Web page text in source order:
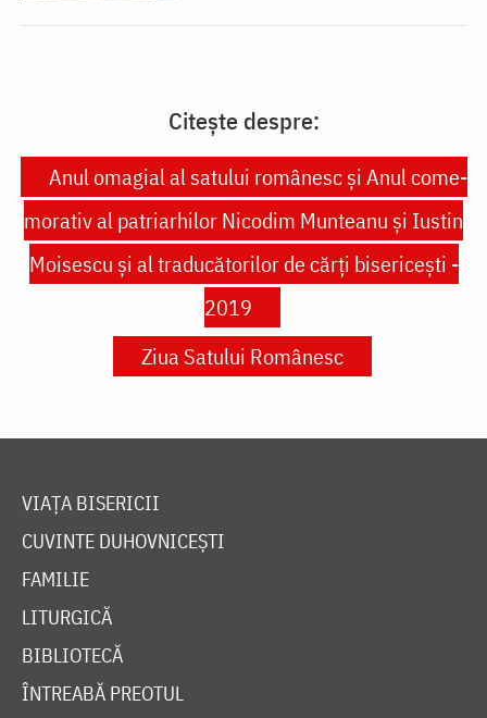
Citește despre:
Anul omagial al satului româ­nesc şi Anul come­
morativ al patriarhilor Nicodim Munteanu şi Iustin
Moisescu şi al traducătorilor de cărţi bisericești -
2019
Ziua Satului Românesc
VIAȚA BISERICII
CUVINTE DUHOVNICEȘTI
FAMILIE
LITURGICĂ
BIBLIOTECĂ
ÎNTREABĂ PREOTUL